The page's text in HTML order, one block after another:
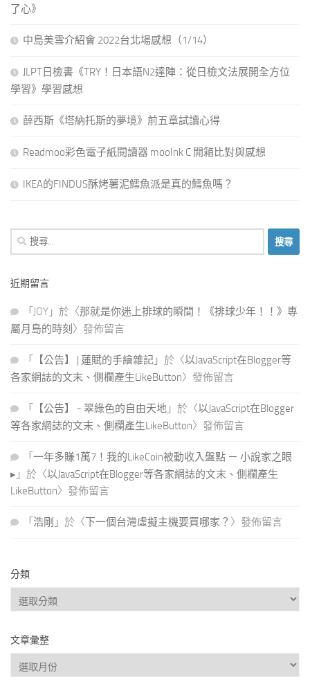
了心》
中島美雪介紹會 2022台北場感想（1/14）
JLPT日檢書《TRY！日本語N2達陣：從日檢文法展開全方位
學習》學習感想
薛西斯《塔納托斯的夢境》前五章試讀心得
Readmoo彩色電子紙閱讀器 mooInk C 開箱比對與感想
IKEA的FINDUS酥烤薯泥鱈魚派是真的鱈魚嗎？
搜
尋
鍵
近期留言
「 JOY 」於〈那就是你迷上排球的瞬間！《排球少年！！》專
屬月島的時刻 〉發佈留言
「 【公告】 | 蓮賦的手繪雜記 」於〈以JavaScript在Blogger等
各家網誌的文末、側欄產生LikeButton〉發佈留言
「 【公告】 - 翠綠色的自由天地 」於〈以JavaScript在Blogger
等各家網誌的文末、側欄產生LikeButton〉發佈留言
「 一年多賺1萬7！我的LikeCoin被動收入盤點 － 小說家之眼
▸ 」於〈以JavaScript在Blogger等各家網誌的文末、側欄產生
LikeButton〉發佈留言
「 浩剛 」於〈下一個台灣虛擬主機要買哪家？ 〉發佈留言
分類
分
類
文章彙整
文
章